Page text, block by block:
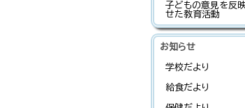
子どもの意見を反
せた教育活動
お知らせ
学校だより
給食だより